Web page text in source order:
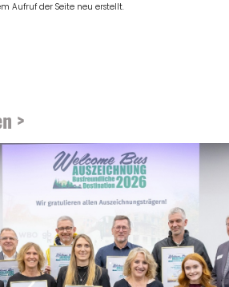
Aufruf der Seite neu erstellt.
>